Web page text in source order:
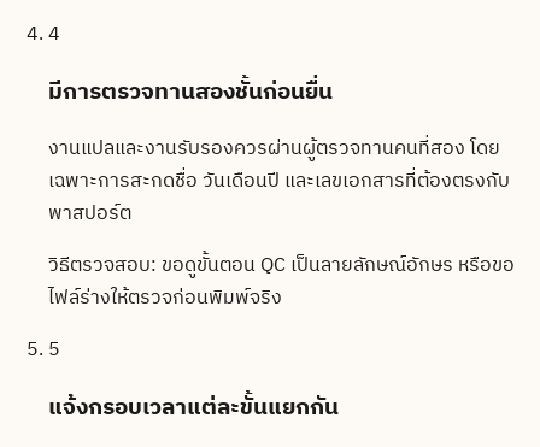
4
มีการตรวจทานสองชั้นก่อนยื่น
งานแปลและงานรับรองควรผ่านผู้ตรวจทานคนที่สอง โดย
เฉพาะการสะกดชื่อ วันเดือนปี และเลขเอกสารที่ต้องตรงกับ
พาสปอร์ต
วิธีตรวจสอบ: ขอดูขั้นตอน QC เป็นลายลักษณ์อักษร หรือขอ
ไฟล์ร่างให้ตรวจก่อนพิมพ์จริง
5
แจ้งกรอบเวลาแต่ละขั้นแยกกัน